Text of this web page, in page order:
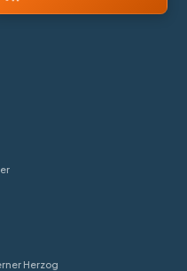
Herzog